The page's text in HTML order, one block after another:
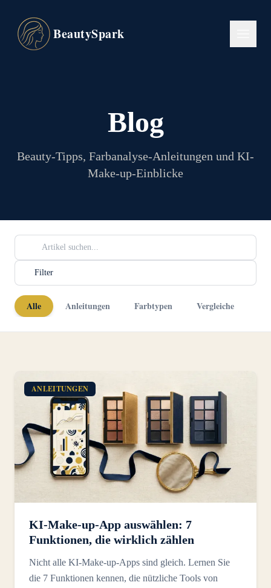
BeautySpark
Blog
Beauty-Tipps, Farbanalyse-Anleitungen und KI-
Make-up-Einblicke
Filter
Alle Anleitungen Farbtypen Vergleiche
ANLEITUNGEN
KI-Make-up-App auswählen: 7
Funktionen, die wirklich zählen
Nicht alle KI-Make-up-Apps sind gleich. Lernen Sie
die 7 Funktionen kennen, die nützliche Tools von